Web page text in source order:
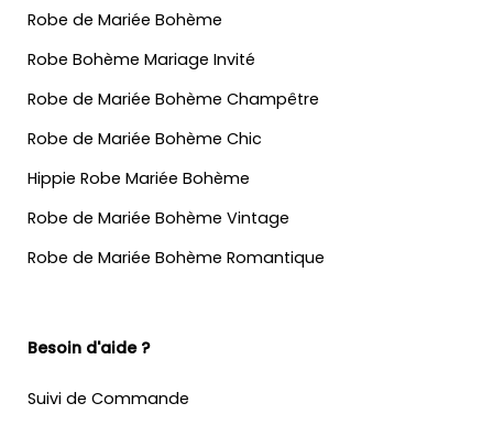
Robe de Mariée Bohème
Robe Bohème Mariage Invité
Robe de Mariée Bohème Champêtre
Robe de Mariée Bohème Chic
Hippie Robe Mariée Bohème
Robe de Mariée Bohème Vintage
Robe de Mariée Bohème Romantique
Besoin d'aide ?
Suivi de Commande